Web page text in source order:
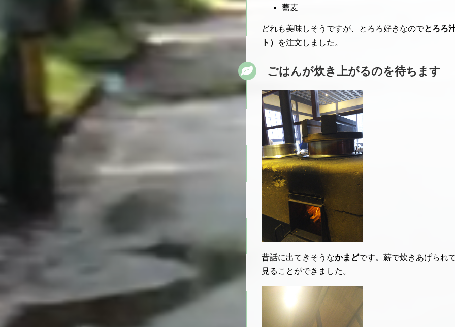
蕎麦
どれも美味しそうですが、とろろ好きなのでとろろ
ト）
を注文しました。
ごはんが炊き上がるのを待ちます
昔話に出てきそうなかまどです。薪で炊きあげられ
見ることができました。